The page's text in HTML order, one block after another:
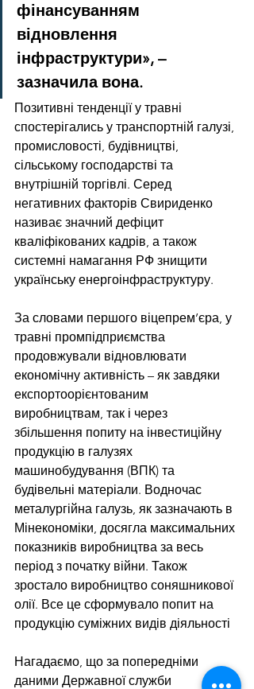
фінансуванням
відновлення
інфраструктури», –
зазначила вона.
Позитивні тенденції у травні
спостерігались у транспортній галузі,
промисловості, будівництві,
сільському господарстві та
внутрішній торгівлі. Серед
негативних факторів Свириденко
називає значний дефіцит
кваліфікованих кадрів, а також
системні намагання РФ знищити
українську енергоінфраструктуру.
За словами першого віцепрем’єра, у
травні промпідприємства
продовжували відновлювати
економічну активність – як завдяки
експортоорієнтованим
виробництвам, так і через
збільшення попиту на інвестиційну
продукцію в галузях
машинобудування (ВПК) та
будівельні матеріали. Водночас
металургійна галузь, як зазначають в
Мінекономіки, досягла максимальних
показників виробництва за весь
період з початку війни. Також
зростало виробництво соняшникової
олії. Все це сформувало попит на
продукцію суміжних видів діяльності
Нагадаємо, що за попередніми
даними Державної служби